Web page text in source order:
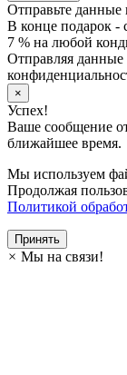
Отправьте данные
В конце подарок -
7 % на любой
Отправляя данные
×
Успех!
Ваше сообщение
ближайшее время.
Мы используем
Продолжая
Политикой
Принять
× Мы на связи!